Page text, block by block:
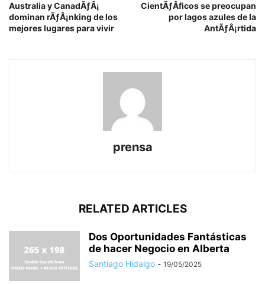
Australia y CanadÃƒÂ¡
dominan rÃƒÂ¡nking de los
mejores lugares para vivir
CientÃƒÂ­ficos se preocupan
por lagos azules de la
AntÃƒÂ¡rtida
prensa
RELATED ARTICLES
Dos Oportunidades Fantásticas
de hacer Negocio en Alberta
Santiago Hidalgo - 19/05/2025